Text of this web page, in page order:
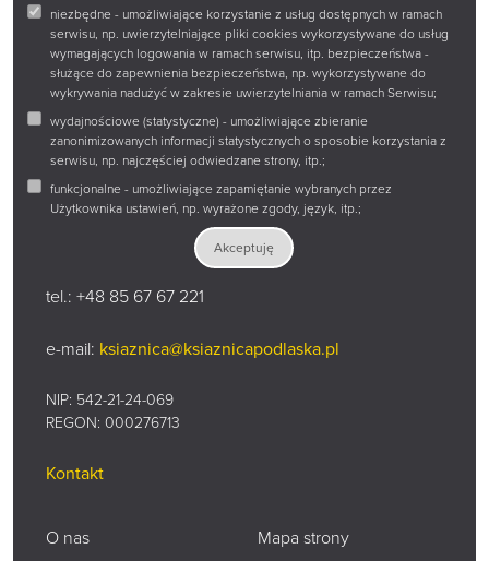
niezbędne - umożliwiające korzystanie z usług dostępnych w ramach
serwisu, np. uwierzytelniające pliki cookies wykorzystywane do usług
wymagających logowania w ramach serwisu, itp. bezpieczeństwa -
służące do zapewnienia bezpieczeństwa, np. wykorzystywane do
wykrywania nadużyć w zakresie uwierzytelniania w ramach Serwisu;
wydajnościowe (statystyczne) - umożliwiające zbieranie
zanonimizowanych informacji statystycznych o sposobie korzystania z
serwisu, np. najczęściej odwiedzane strony, itp.;
funkcjonalne - umożliwiające zapamiętanie wybranych przez
Użytkownika ustawień, np. wyrażone zgody, język, itp.;
Akceptuję
Zadaj pytanie
Wirtualny spacer
Sklep
Książnica Podlaska im. Łukasza Górnickiego w
Białymstoku
ul. Marii Curie-Skłodowskiej 14 A
tel.: +48 85 67 67 221
e-mail: ksiaznica@ksiaznicapodlaska.pl
NIP: 542-21-24-069
REGON: 000276713
Kontakt
O nas
Mapa strony